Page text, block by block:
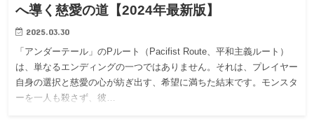
へ導く慈愛の道【2024年最新版】
2025.03.30
「アンダーテール」のPルート（Pacifist Route、平和主義ルート）
は、単なるエンディングの一つではありません。それは、プレイヤー
自身の選択と慈愛の心が紡ぎ出す、希望に満ちた結末です。モンスタ
ーを一人も殺さず、彼…